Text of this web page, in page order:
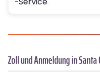
Zoll und Anmeldung in